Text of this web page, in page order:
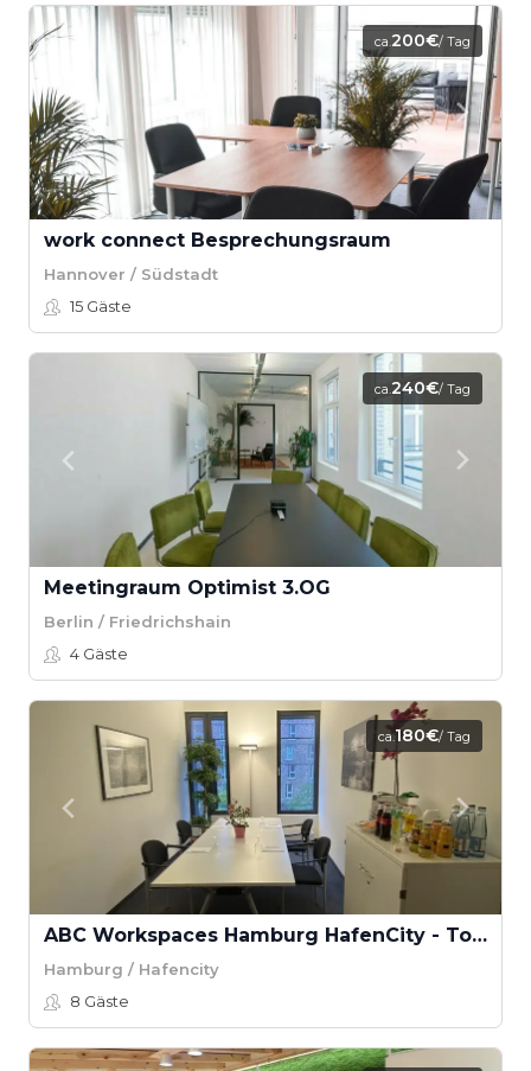
ca.200€/ Tag
work connect Besprechungsraum
Hannover / Südstadt
15 Gäste
ca.240€/ Tag
Meetingraum Optimist 3.OG
Berlin / Friedrichshain
4 Gäste
ca.180€/ Tag
ABC Workspaces Hamburg HafenCity - Tokio
Hamburg / Hafencity
8 Gäste